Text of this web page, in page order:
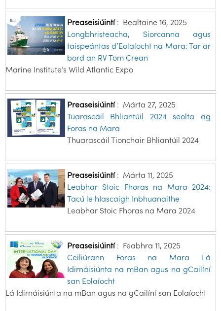
Preaseisiúintí: Bealtaine 16, 2025
Longbhristeacha, Siorcanna agus
taispeántas d’Eolaíocht na Mara: Tar ar
bord an RV Tom Crean
Marine Institute’s Wild Atlantic Expo
Preaseisiúintí: Márta 27, 2025
Tuarascáil Bhliantúil 2024 seolta ag
Foras na Mara
Thuarascáil Tionchair Bhliantúil 2024
Preaseisiúintí: Márta 11, 2025
Leabhar Stoic Fhoras na Mara 2024:
Tacú le hIascaigh Inbhuanaithe
Leabhar Stoic Fhoras na Mara 2024
Preaseisiúintí: Feabhra 11, 2025
Ceiliúrann Foras na Mara Lá
Idirnáisiúnta na mBan agus na gCailíní
san Eolaíocht
Lá Idirnáisiúnta na mBan agus na gCailíní san Eolaíocht